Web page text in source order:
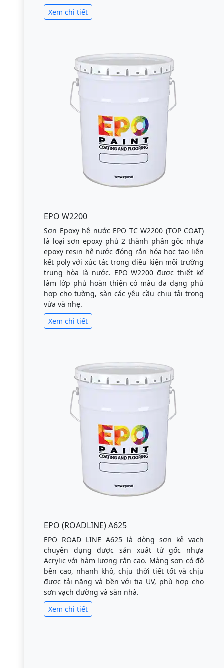
Xem chi tiết
EPO W2200
Sơn Epoxy hệ nước EPO TC W2200 (TOP COAT)
là loại sơn epoxy phủ 2 thành phần gốc nhựa
epoxy resin hệ nước đóng rắn hóa học tạo liên
kết poly với xúc tác trong điều kiện môi trường
trung hòa là nước. EPO W2200 được thiết kế
làm lớp phủ hoàn thiện có màu đa dạng phù
hợp cho tường, sàn các yêu cầu chịu tải trọng
vừa và nhẹ.
Xem chi tiết
EPO (ROADLINE) A625
EPO ROAD LINE A625 là dòng sơn kẻ vạch
chuyên dụng được sản xuất từ gốc nhựa
Acrylic với hàm lượng rắn cao. Màng sơn có độ
bền cao, nhanh khô, chịu thời tiết tốt và chịu
được tải nặng và bền với tia UV, phù hợp cho
sơn vạch đường và sàn nhà.
Xem chi tiết